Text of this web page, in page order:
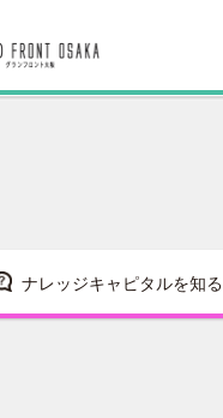
ナレッジキャピタルを知る